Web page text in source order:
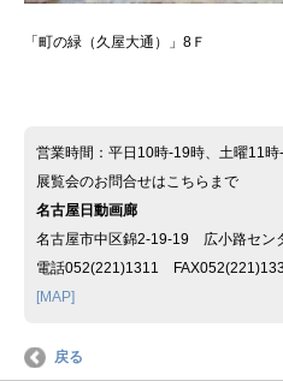
「町の緑（久屋大通）」8Ｆ
営業時間：平日10時-19時、土曜11
展覧会のお問合せはこちらまで
名古屋日動画廊
名古屋市中区錦2-19-19 広小路セン
電話052(221)1311
[MAP]
戻る